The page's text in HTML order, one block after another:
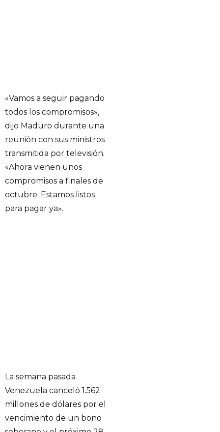
«Vamos a seguir pagando
todos los compromisos»,
dijo Maduro durante una
reunión con sus ministros
transmitida por televisión.
«Ahora vienen unos
compromisos a finales de
octubre. Estamos listos
para pagar ya».
La semana pasada
Venezuela canceló 1.562
millones de dólares por el
vencimiento de un bono